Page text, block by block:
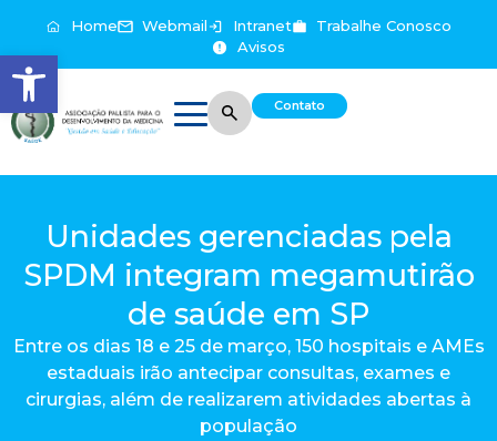
Abrir a barra de ferramentas
Home Webmail Intranet
Trabalhe Conosco
Avisos
Contato
Unidades gerenciadas pela
SPDM integram megamutirão
de saúde em SP
Entre os dias 18 e 25 de março, 150 hospitais e AMEs
estaduais irão antecipar consultas, exames e
cirurgias, além de realizarem atividades abertas à
população